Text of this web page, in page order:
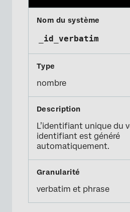
_id_verbatim
nombre
L’identifiant unique du
identifiant est généré
automatiquement.
verbatim et phrase